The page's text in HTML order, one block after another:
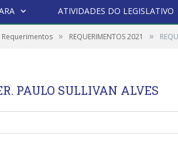
ATIVIDADES DO LEGISLATIVO
Requerimentos » REQUERIMENTOS 2021 »
PAULO SULLIVAN ALVES